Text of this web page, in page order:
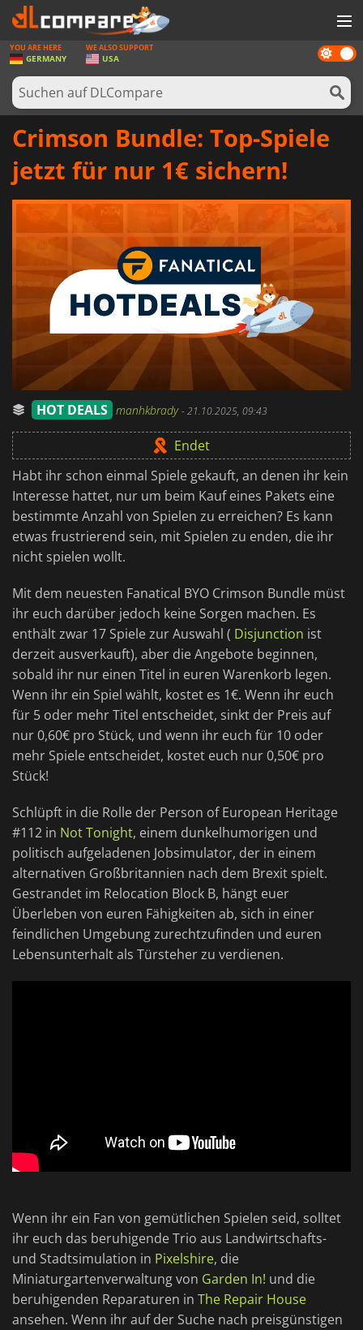
SPIELE
SPIEL KARTEN
SOFTWARE
HARDWARE
NACHRICHTEN
ANMELDEN ODER REGISTRIEREN
Dark
mode
YOU ARE HERE
GERMANY
WE ALSO SUPPORT
USA
Crimson Bundle: Top-Spiele
jetzt für nur 1€ sichern!
HOT DEALS manhkbrady-21.10.2025, 09:43
Endet
Habt ihr schon einmal Spiele gekauft, an denen ihr kein
Interesse hattet, nur um beim Kauf eines Pakets eine
bestimmte Anzahl von Spielen zu erreichen? Es kann
etwas frustrierend sein, mit Spielen zu enden, die ihr
nicht spielen wollt.
Mit dem neuesten Fanatical BYO Crimson Bundle müst
ihr euch darüber jedoch keine Sorgen machen. Es
enthält zwar 17 Spiele zur Auswahl ( Disjunction ist
derzeit ausverkauft), aber die Angebote beginnen,
sobald ihr nur einen Titel in euren Warenkorb legen.
Wenn ihr ein Spiel wählt, kostet es 1€. Wenn ihr euch
für 5 oder mehr Titel entscheidet, sinkt der Preis auf
nur 0,60€ pro Stück, und wenn ihr euch für 10 oder
mehr Spiele entscheidet, kostet euch nur 0,50€ pro
Stück!
Schlüpft in die Rolle der Person of European Heritage
#112 in Not Tonight, einem dunkelhumorigen und
politisch aufgeladenen Jobsimulator, der in einem
alternativen Großbritannien nach dem Brexit spielt.
Gestrandet im Relocation Block B, hängt euer
Überleben von euren Fähigkeiten ab, sich in einer
feindlichen Umgebung zurechtzufinden und euren
Lebensunterhalt als Türsteher zu verdienen.
Wenn ihr ein Fan von gemütlichen Spielen seid, solltet
ihr euch das beruhigende Trio aus Landwirtschafts-
und Stadtsimulation in Pixelshire, die
Miniaturgartenverwaltung von Garden In! und die
beruhigenden Reparaturen in The Repair House
ansehen. Wenn ihr auf der Suche nach preisgünstigen